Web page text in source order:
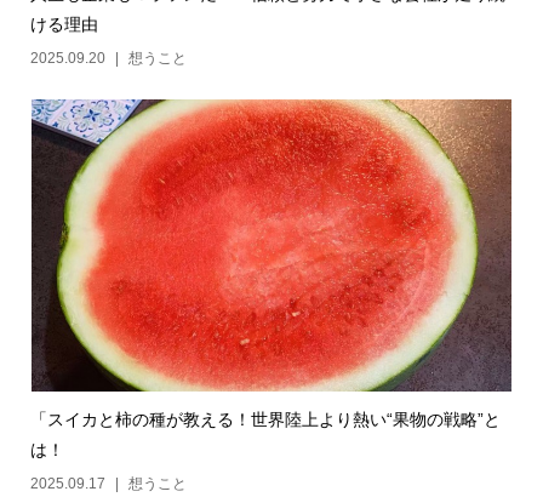
ける理由
2025.09.20 想うこと
「スイカと柿の種が教える！世界陸上より熱い“果物の戦略”と
は！
2025.09.17 想うこと